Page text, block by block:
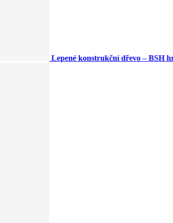
Lepené konstrukční dřevo – BSH